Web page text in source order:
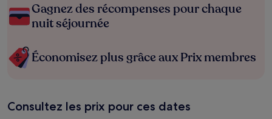
Gagnez des récompenses pour chaque
nuit séjournée
Économisez plus grâce aux Prix membres
Consultez les prix pour ces dates